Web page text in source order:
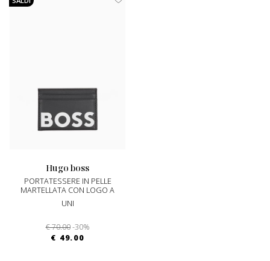
hugo boss
PORTATESSERE IN PELLE
MARTELLATA CON LOGO A
CONTRASTO
UNI
€ 70.00 -30%
€ 49.00